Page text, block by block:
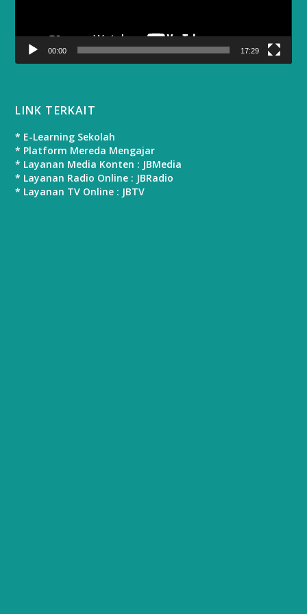
00:00 17:29
LINK TERKAIT
* E-Learning Sekolah
* Platform Mereda Mengajar
* Layanan Media Konten : JBMedia
* Layanan Radio Online : JBRadio
* Layanan TV Online : JBTV